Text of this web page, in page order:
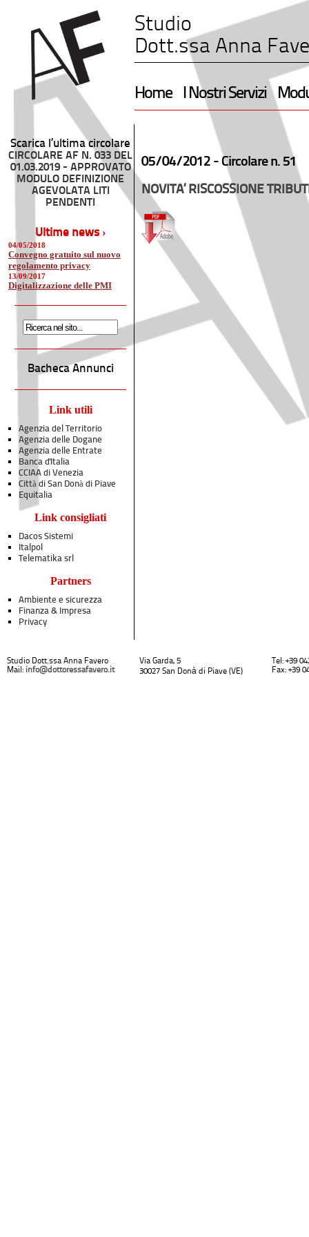
Studio
Dott.ssa Anna
Home I Nostri Servizi
Scarica l’ultima circolare
CIRCOLARE AF N. 033 DEL
01.03.2019 - APPROVATO
MODULO DEFINIZIONE
AGEVOLATA LITI
PENDENTI
Ultime news ›
04/05/2018
Convegno gratuito sul nuovo
regolamento privacy
13/09/2017
Digitalizzazione delle PMI
Bacheca Annunci
Link utili
Agenzia del Territorio
Agenzia delle Dogane
Agenzia delle Entrate
Banca d'Italia
CCIAA di Venezia
Città di San Donà di Piave
Equitalia
Link consigliati
Dacos Sistemi
Italpol
Telematika srl
Partners
Ambiente e sicurezza
Finanza & Impresa
Privacy
05/04/2012 - Circolare n. 51
NOVITA’ RISCOSSIONE
Studio Dott.ssa Anna Favero
Mail: info@dottoressafavero.it
Via Garda, 5
30027 San Donà di Piave (VE)
Tel: +39
Fax: +39